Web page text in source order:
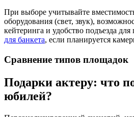
При выборе учитывайте
оборудования (свет, звук),
кейтеринга и удобство подъезда для
для банкета, если планируется
Сравнение типов площадок
Подарки актеру: что
юбилей?